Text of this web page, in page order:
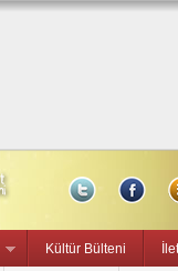
Kültür Bülteni